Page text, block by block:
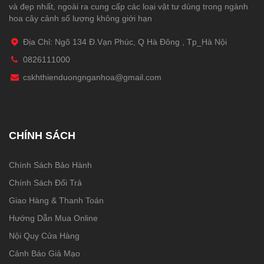
và đẹp nhất, ngoài ra cung cấp các loại vật tư dùng trong ngành
hoa cây cảnh số lượng không giới hạn
Địa Chỉ: Ngõ 134 Đ.Vạn Phúc, Q Hà Đông , Tp_Hà Nội
0826111000
cskhthienduongnganhoa@gmail.com
CHÍNH SÁCH
Chính Sách Bảo Hành
Chính Sách Đổi Trả
Giao Hàng & Thanh Toán
Hướng Dẫn Mua Online
Nội Quy Cửa Hàng
Cảnh Báo Giả Mạo